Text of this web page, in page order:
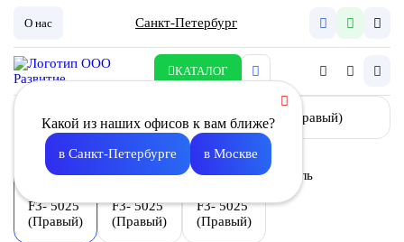
О нас Санкт-Петербург
КАТАЛОГ
Какой из наших офисов к вам ближе?
в Санкт-Петербурге в Москве